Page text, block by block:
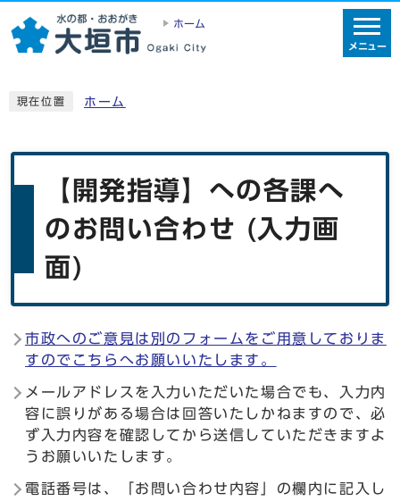
ホーム
メニュー
現在位置 ホーム
【開発指導】への各課へ
のお問い合わせ (入力画
面)
市政へのご意見は別のフォームをご用意しておりま
すのでこちらへお願いいたします。
メールアドレスを入力いただいた場合でも、入力内
容に誤りがある場合は回答いたしかねますので、必
ず入力内容を確認してから送信していただきますよ
うお願いいたします。
電話番号は、「お問い合わせ内容」の欄内に記入し